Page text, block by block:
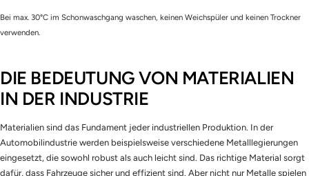
Bei max. 30°C im Schonwaschgang waschen, keinen Weichspüler und keinen Trockner
verwenden.
DIE BEDEUTUNG VON MATERIALIEN
IN DER INDUSTRIE
Materialien sind das Fundament jeder industriellen Produktion. In der
Automobilindustrie werden beispielsweise verschiedene Metalllegierungen
eingesetzt, die sowohl robust als auch leicht sind. Das richtige Material sorgt
dafür, dass Fahrzeuge sicher und effizient sind. Aber nicht nur Metalle spielen